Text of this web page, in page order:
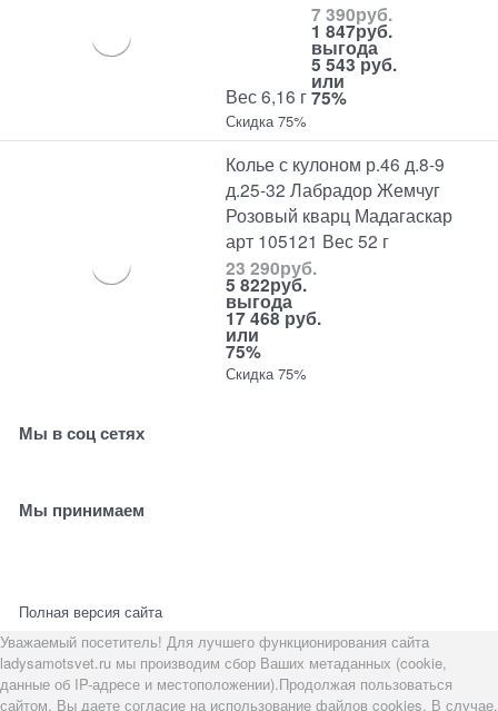
Вес 6,16 г
7 390руб.
1 847руб.
выгода
5 543 руб.
или
75%
Скидка 75%
Колье с кулоном р.46 д.8-9
д.25-32 Лабрадор Жемчуг
Розовый кварц Мадагаскар
арт 105121 Вес 52 г
23 290руб.
5 822руб.
выгода
17 468 руб.
или
75%
Скидка 75%
Мы в соц сетях
Мы принимаем
Полная версия сайта
Уважаемый посетитель! Для лучшего функционирования сайта
ladysamotsvet.ru мы производим сбор Ваших метаданных (cookie,
данные об IP-адресе и местоположении).Продолжая пользоваться
сайтом, Вы даете согласие на использование файлов cookies. В случае,